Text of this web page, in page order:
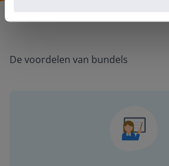
De voordelen van bundels